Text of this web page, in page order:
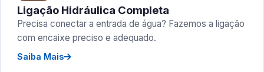
Ligação Hidráulica Completa
Precisa conectar a entrada de água? Fazemos a ligação
com encaixe preciso e adequado.
Saiba Mais